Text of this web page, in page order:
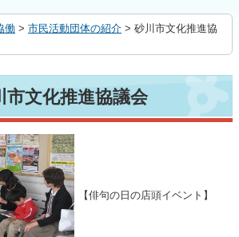
働 > 市民活動団体の紹介 > 砂川市文化推進協
市文化推進協議会
【俳句の日の店頭イベント】